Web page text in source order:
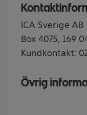
ICA Sverige AB
Box 4075, 169
Kundkontakt:
Övrig